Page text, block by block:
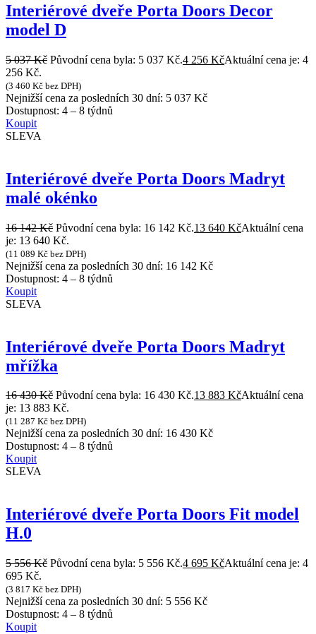
Interiérové dveře Porta Doors Decor
model D
5 037Kč Původní cena byla: 5 037 Kč.4 256 KčAktuální cena je: 4
256 Kč.
(3 460 Kč bez DPH)
Nejnižší cena za posledních 30 dní: 5 037 Kč
Dostupnost: 4 – 8 týdnů
Koupit
SLEVA
Interiérové dveře Porta Doors Madryt
malé okénko
16 142Kč Původní cena byla: 16 142 Kč.13 640 KčAktuální cena
je: 13 640 Kč.
(11 089 Kč bez DPH)
Nejnižší cena za posledních 30 dní: 16 142 Kč
Dostupnost: 4 – 8 týdnů
Koupit
SLEVA
Interiérové dveře Porta Doors Madryt
mřížka
16 430Kč Původní cena byla: 16 430 Kč.13 883 KčAktuální cena
je: 13 883 Kč.
(11 287 Kč bez DPH)
Nejnižší cena za posledních 30 dní: 16 430 Kč
Dostupnost: 4 – 8 týdnů
Koupit
SLEVA
Interiérové dveře Porta Doors Fit model
H.0
5 556Kč Původní cena byla: 5 556 Kč.4 695 KčAktuální cena je: 4
695 Kč.
(3 817 Kč bez DPH)
Nejnižší cena za posledních 30 dní: 5 556 Kč
Dostupnost: 4 – 8 týdnů
Koupit